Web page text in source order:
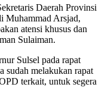
Daerah Provinsi
Muhammad Arsjad,
atensi khusus dan
Sulaiman.
Sulsel pada rapat
sudah melakukan rapat
terkait, untuk segera